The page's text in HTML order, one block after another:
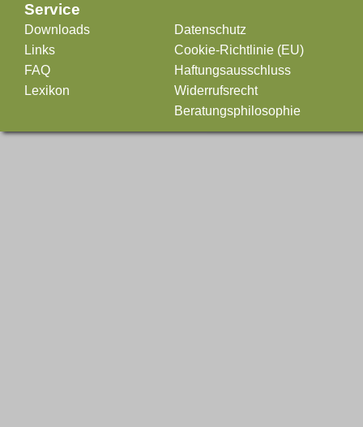
Service
Downloads
Links
FAQ
Lexikon
Datenschutz
Cookie-Richtlinie (EU)
Haftungsausschluss
Widerrufsrecht
Beratungsphilosophie